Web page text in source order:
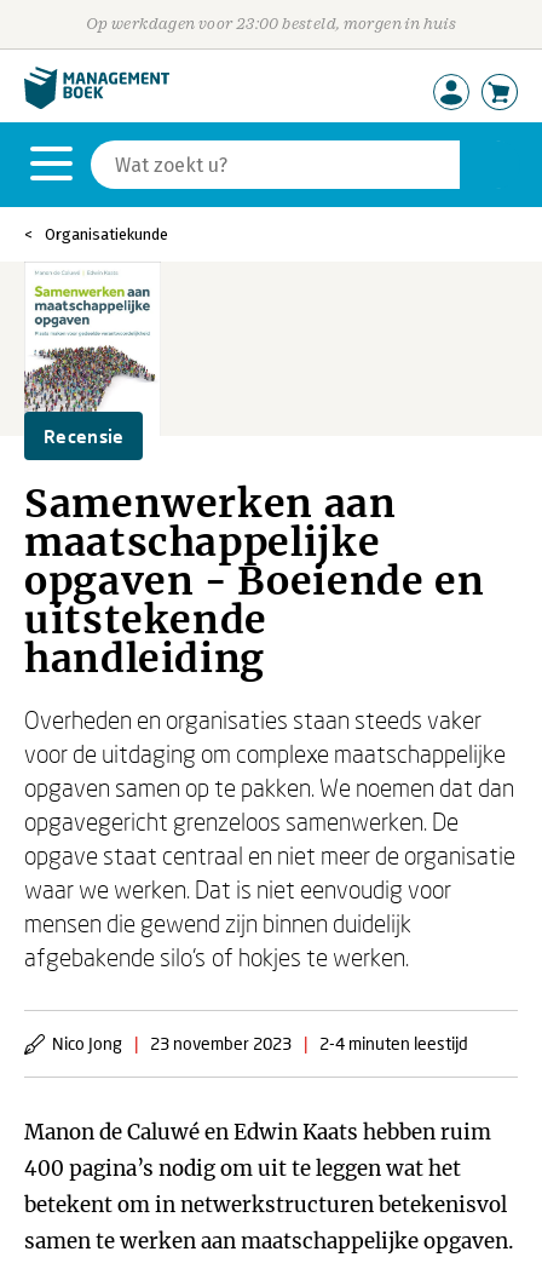
Op werkdagen voor 23:00 besteld, morgen in huis
Organisatiekunde
Recensie
Samenwerken aan
maatschappelijke
opgaven - Boeiende en
uitstekende
handleiding
Overheden en organisaties staan steeds vaker
voor de uitdaging om complexe maatschappelijke
opgaven samen op te pakken. We noemen dat dan
opgavegericht grenzeloos samenwerken. De
opgave staat centraal en niet meer de organisatie
waar we werken. Dat is niet eenvoudig voor
mensen die gewend zijn binnen duidelijk
afgebakende silo’s of hokjes te werken.
Nico Jong | 23 november 2023 | 2-4 minuten leestijd
Manon de Caluwé en Edwin Kaats hebben ruim
400 pagina’s nodig om uit te leggen wat het
betekent om in netwerkstructuren betekenisvol
samen te werken aan maatschappelijke opgaven.